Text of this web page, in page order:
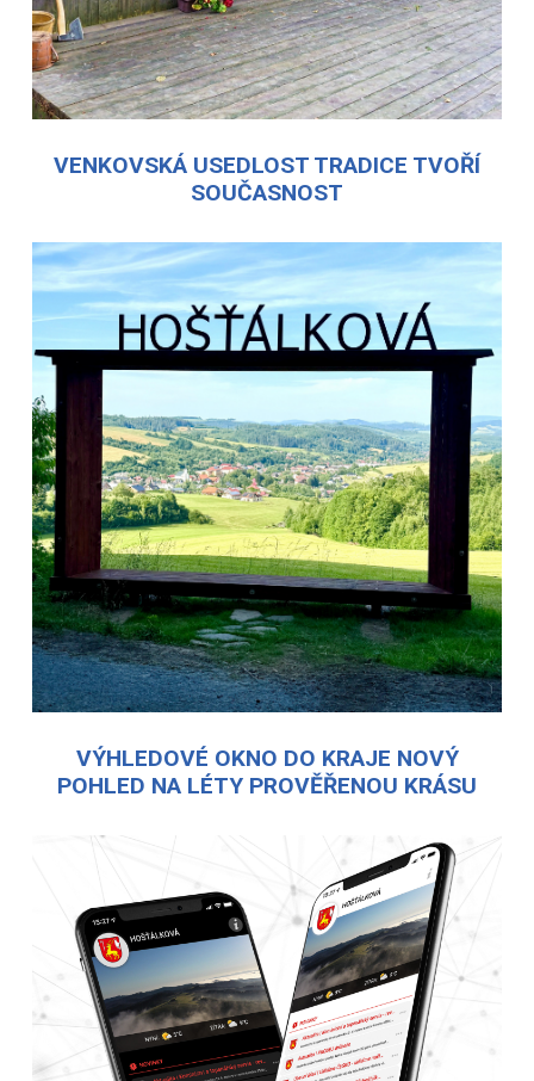
VENKOVSKÁ USEDLOST TRADICE TVOŘÍ
SOUČASNOST
VÝHLEDOVÉ OKNO DO KRAJE NOVÝ
POHLED NA LÉTY PROVĚŘENOU KRÁSU